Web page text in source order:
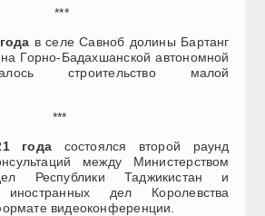
***
в селе Савноб долины Бартанг
Горно-Бадахшанской автономной
строительство малой
***
года состоялся второй раунд
между Министерством
Республики Таджикистан и
иностранных дел Королевства
видеоконференции.